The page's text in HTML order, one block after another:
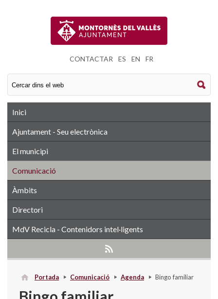
CONTACTAR ES EN FR
Inici
Ajuntament - Seu electrònica
El municipi
Comunicació
Àmbits
Directori
MdV Recicla - Contenidors intel·ligents
Portada Comunicació Agenda Bingo familiar